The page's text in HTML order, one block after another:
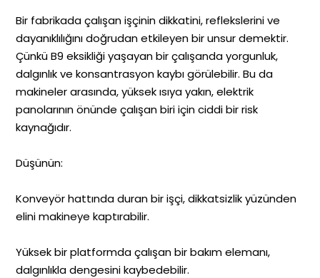
Bir fabrikada çalışan işçinin dikkatini, reflekslerini ve
dayanıklılığını doğrudan etkileyen bir unsur demektir.
Çünkü B9 eksikliği yaşayan bir çalışanda yorgunluk,
dalgınlık ve konsantrasyon kaybı görülebilir. Bu da
makineler arasında, yüksek ısıya yakın, elektrik
panolarının önünde çalışan biri için ciddi bir risk
kaynağıdır.
Düşünün:
Konveyör hattında duran bir işçi, dikkatsizlik yüzünden
elini makineye kaptırabilir.
Yüksek bir platformda çalışan bir bakım elemanı,
dalgınlıkla dengesini kaybedebilir.